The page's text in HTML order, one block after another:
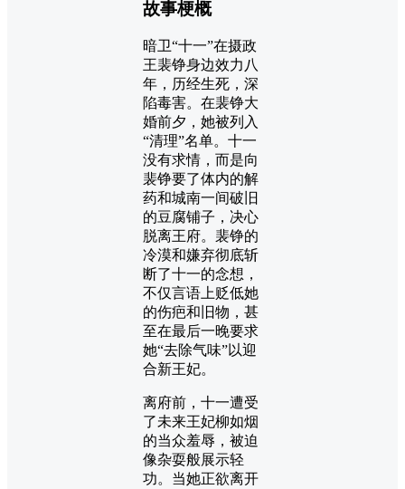
故事梗概
暗卫“十一”在摄政
王裴铮身边效力八
年，历经生死，深
陷毒害。在裴铮大
婚前夕，她被列入
“清理”名单。十一
没有求情，而是向
裴铮要了体内的解
药和城南一间破旧
的豆腐铺子，决心
脱离王府。裴铮的
冷漠和嫌弃彻底斩
断了十一的念想，
不仅言语上贬低她
的伤疤和旧物，甚
至在最后一晚要求
她“去除气味”以迎
合新王妃。
离府前，十一遭受
了未来王妃柳如烟
的当众羞辱，被迫
像杂耍般展示轻
功。当她正欲离开